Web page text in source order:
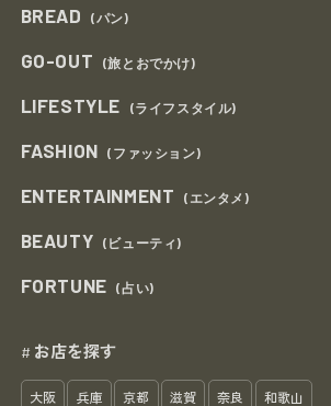
BREAD (パン)
GO-OUT (旅とおでかけ)
LIFESTYLE (ライフスタイル)
FASHION (ファッション)
ENTERTAINMENT (エンタメ)
BEAUTY (ビューティ)
FORTUNE (占い)
# お店を探す
大阪 兵庫 京都 滋賀 奈良 和歌山